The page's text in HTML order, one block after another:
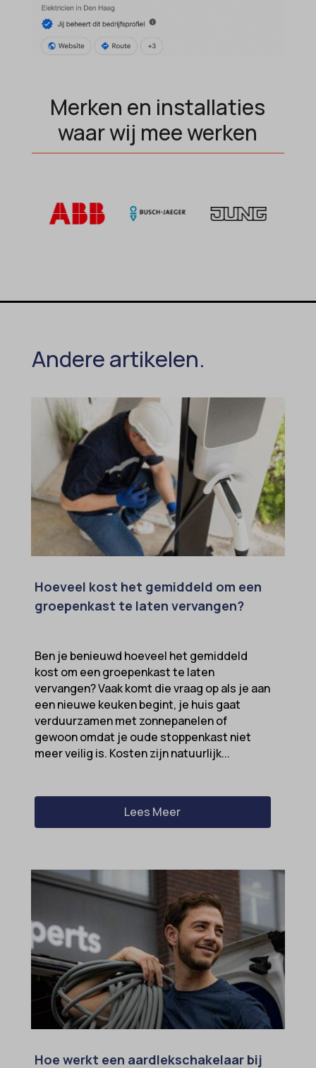
Merken en installaties
waar wij mee werken
Andere artikelen.
Hoeveel kost het gemiddeld om een
groepenkast te laten vervangen?
Ben je benieuwd hoeveel het gemiddeld
kost om een groepenkast te laten
vervangen? Vaak komt die vraag op als je aan
een nieuwe keuken begint, je huis gaat
verduurzamen met zonnepanelen of
gewoon omdat je oude stoppenkast niet
meer veilig is. Kosten zijn natuurlijk...
Lees Meer
Hoe werkt een aardlekschakelaar bij
tarteaucitron
termsfeed_pc1_consent